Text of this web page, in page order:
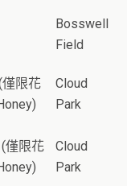
Bosswell
Field
僅限花
Cloud
Park
僅限花
Cloud
Park